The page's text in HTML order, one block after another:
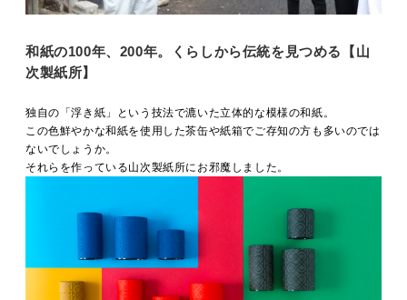
ACCESS / STAY
CONTACT
和紙の100年、200年。くらしから伝統を見つめる【山
次製紙所】
独自の「浮き紙」という技法で漉いた立体的な模様の和紙。
この色鮮やかな和紙を使用した茶缶や紙箱でご存知の方も多いのでは
ないでしょうか。
それらを作っている山次製紙所にお邪魔しました。